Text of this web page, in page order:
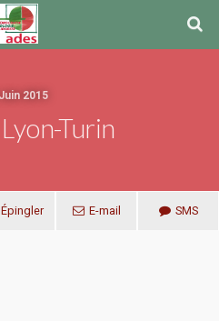
2015
Turin
Épingler E-mail SMS